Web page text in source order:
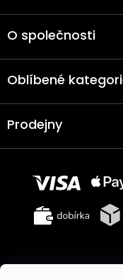
O společnosti
Oblíbené
Prodejny